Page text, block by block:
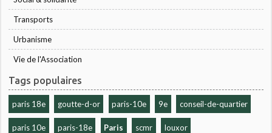
Transports
Urbanisme
Vie de l'Association
Tags populaires
paris 18e goutte-d-or paris-10e 9e conseil-de-quartier
paris 10e paris-18e Paris scmr louxor